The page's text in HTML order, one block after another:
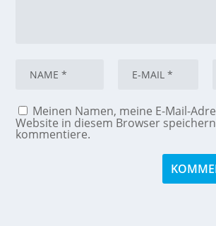
Meinen Namen, meine E-Mail-
Website in diesem Browser
kommentiere.